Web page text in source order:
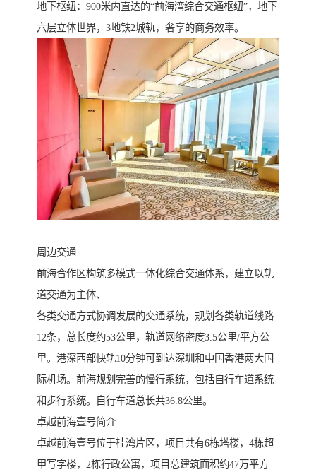
地下枢纽：900米内直达的“前海湾综合交通枢纽”，地下
六层立体世界，3地铁2城轨，奢享的商务效率。
周边交通
前海合作区构筑多模式一体化综合交通体系，建立以轨
道交通为主体、
各类交通方式协调发展的交通系统，规划各类轨道线路
12条，总长度约53公里，轨道网络密度3.5公里/平方公
里。港深西部快轨10分钟可到达深圳和中国香港两大国
际机场。前海规划完善的慢行系统，包括自行车道系统
和步行系统。自行车道总长共36.8公里。
卓越前海壹号简介
卓越前海壹号位于桂湾片区，项目共有6栋塔楼，4栋超
甲写字楼，2栋行政公寓，项目总建筑面积约47万平方